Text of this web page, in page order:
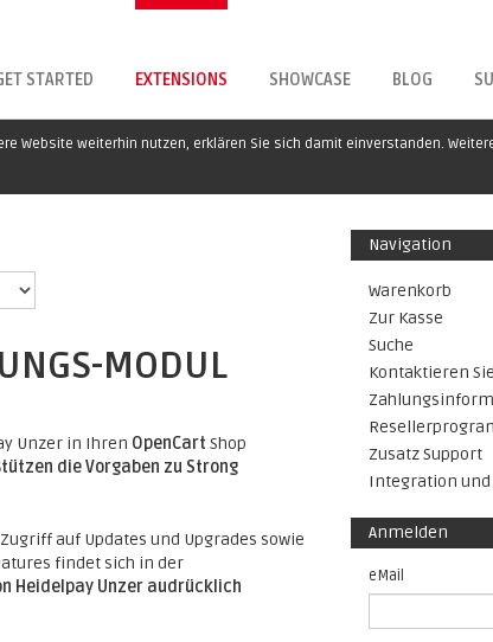
STARTED EXTENSIONS SHOWCASE BLOG
Website weiterhin nutzen, erklären Sie sich damit einverstanden.
MODUL
Unzer in Ihren OpenCart Shop
die Vorgaben zu Strong
Zugriff auf Updates und Upgrades sowie
findet sich in der
Heidelpay Unzer audrücklich
Navigation
Warenkorb
Zur Kasse
Suche
Kontaktieren
Zusatz Support
Integration
Anmelden
eMail